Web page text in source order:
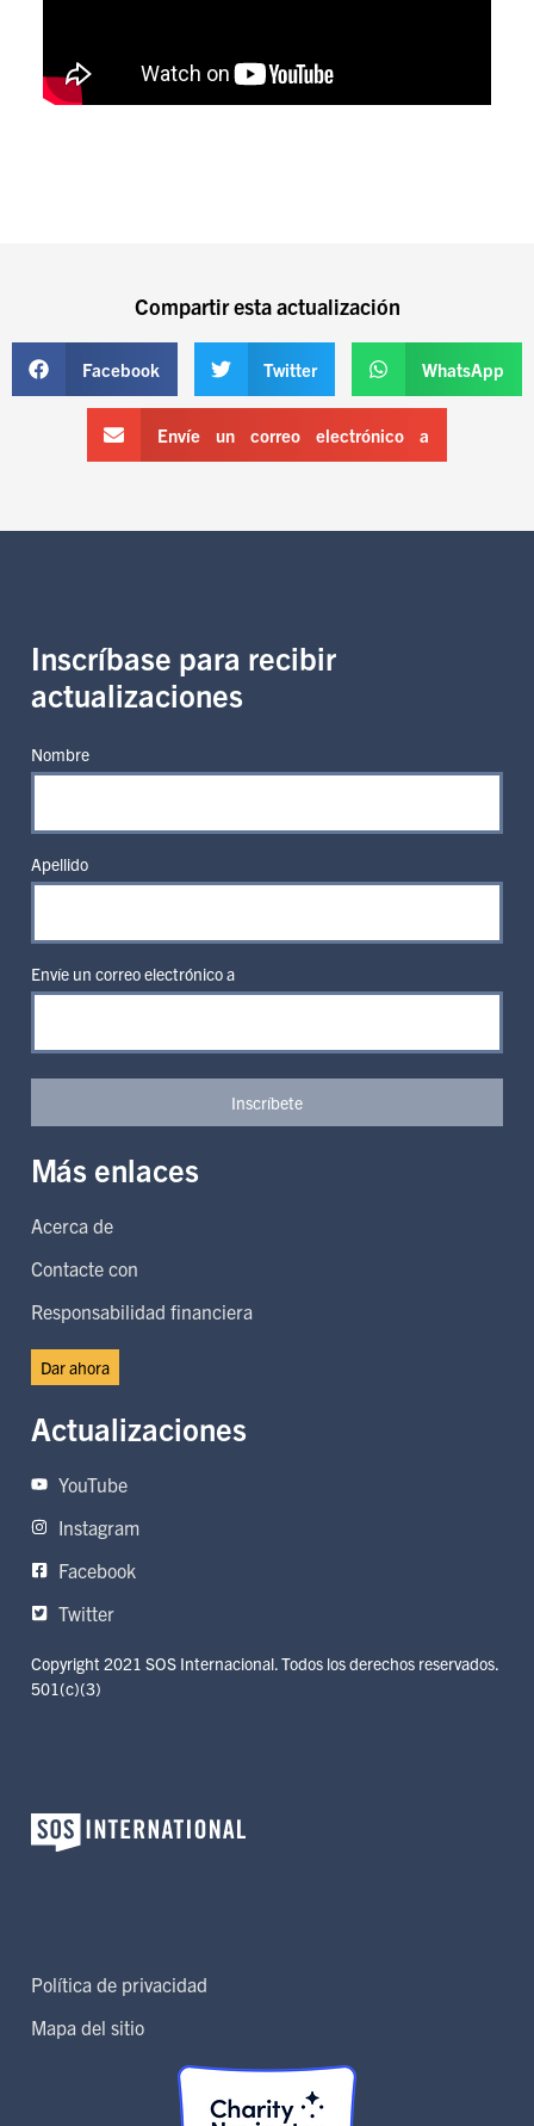
Compartir esta actualización
Facebook Twitter WhatsApp
Envíe un correo electrónico a
Copyright 2021 SOS Internacional. Todos los derechos reservados.
501(c)(3)
Política de privacidad
Mapa del sitio
Más enlaces
Acerca de
Contacte con
Responsabilidad financiera
Dar ahora
Actualizaciones
YouTube
Instagram
Facebook
Twitter
Inscríbase para recibir
actualizaciones
Nombre
Apellido
Envíe un correo electrónico a
Inscríbete